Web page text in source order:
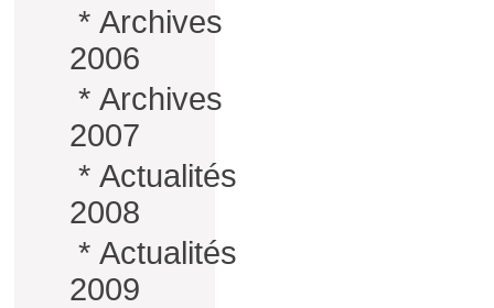
* Archives
2006
* Archives
2007
* Actualités
2008
* Actualités
2009